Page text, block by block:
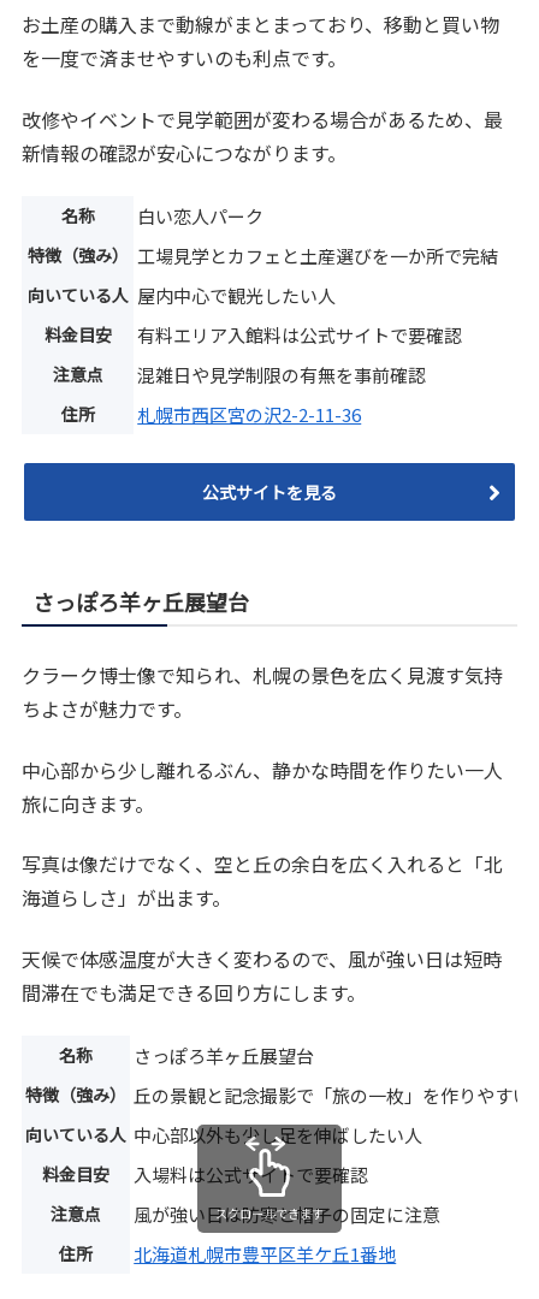
お土産の購入まで動線がまとまっており、移動と買い物
を一度で済ませやすいのも利点です。
改修やイベントで見学範囲が変わる場合があるため、最
新情報の確認が安心につながります。
名称 白い恋人パーク
特徴（強み） 工場見学とカフェと土産選びを一か所で完結
向いている人 屋内中心で観光したい人
料金目安 有料エリア入館料は公式サイトで要確認
注意点 混雑日や見学制限の有無を事前確認
住所 札幌市西区宮の沢2-2-11-36
公式サイトを見る
さっぽろ羊ヶ丘展望台
クラーク博士像で知られ、札幌の景色を広く見渡す気持
ちよさが魅力です。
中心部から少し離れるぶん、静かな時間を作りたい一人
旅に向きます。
写真は像だけでなく、空と丘の余白を広く入れると「北
海道らしさ」が出ます。
天候で体感温度が大きく変わるので、風が強い日は短時
間滞在でも満足できる回り方にします。
名称 さっぽろ羊ヶ丘展望台
特徴（強み） 丘の景観と記念撮影で「旅の一枚」を作りやすい
向いている人 中心部以外も少し足を伸ばしたい人
料金目安 入場料は公式サイトで要確認
注意点 風が強い日は防寒と帽子の固定に注意
住所 北海道札幌市豊平区羊ケ丘1番地
スクロールできます